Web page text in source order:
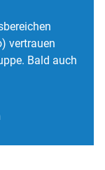
vertrauen
Bald auch